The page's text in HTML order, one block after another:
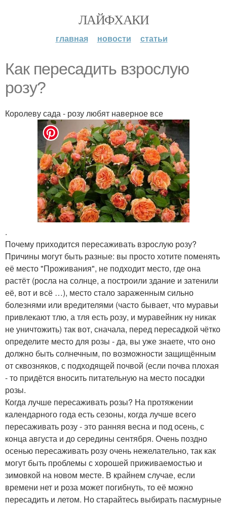
ЛАЙФХАКИ
главная новости статьи
Как пересадить взрослую
розу?
Королеву сада - розу любят наверное все
.
Почему приходится пересаживать взрослую розу?
Причины могут быть разные: вы просто хотите поменять
её место "Проживания", не подходит место, где она
растёт (росла на солнце, а построили здание и затенили
её, вот и всё …), место стало зараженным сильно
болезнями или вредителями (часто бывает, что муравьи
привлекают тлю, а тля есть розу, и муравейник ну никак
не уничтожить) так вот, сначала, перед пересадкой чётко
определите место для розы - да, вы уже знаете, что оно
должно быть солнечным, по возможности защищённым
от сквозняков, с подходящей почвой (если почва плохая
- то придётся вносить питательную на место посадки
розы.
Когда лучше пересаживать розы? На протяжении
календарного года есть сезоны, когда лучше всего
пересаживать розу - это ранняя весна и под осень, с
конца августа и до середины сентября. Очень поздно
осенью пересаживать розу очень нежелательно, так как
могут быть проблемы с хорошей приживаемостью и
зимовкой на новом месте. В крайнем случае, если
времени нет и роза может погибнуть, то её можно
пересадить и летом. Но старайтесь выбирать пасмурные